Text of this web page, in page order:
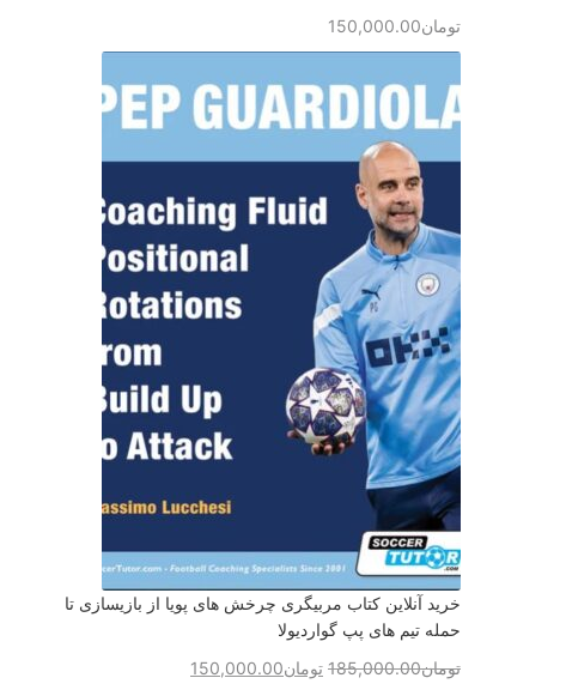
تومان150,000.00
خرید آنلاین کتاب مربیگری چرخش های پویا از بازیسازی تا
حمله تیم های پپ گواردیولا
تومان185,000.00 تومان150,000.00